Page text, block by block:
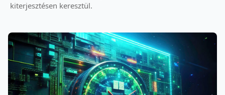
kiterjesztésen keresztül.